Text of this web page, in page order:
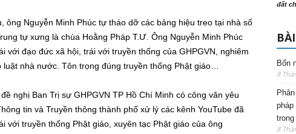
ông Nguyễn Minh Phúc tự tháo dỡ các bảng hiệu treo tại nhà số
tự xưng là chùa Hoằng Pháp T.Ư. Ông Nguyễn Minh Phúc
với đạo đức xã hội, trái với truyền thống của GHPGVN, nghiêm
luật nhà nước. Tôn trọng đúng truyền thống Phật giáo…
nghị Ban Trị sự GHPGVN TP Hồ Chí Minh có công văn yêu
tin và Truyền thông thành phố xử lý các kênh YouTube đã
với truyền thống Phật giáo, xuyên tạc Phật giáo của ông
đất
Bốn
8
8